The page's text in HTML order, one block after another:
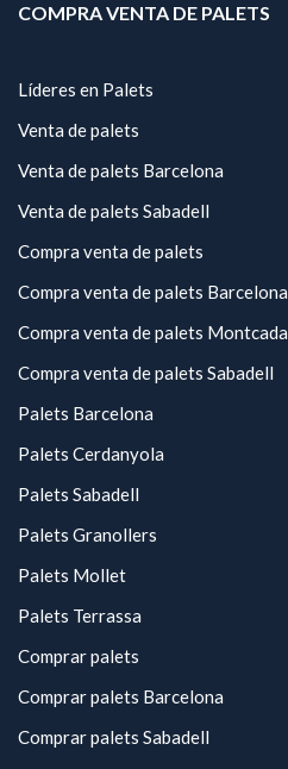
COMPRA VENTA DE PALETS
Líderes en Palets
Venta de palets
Venta de palets Barcelona
Venta de palets Sabadell
Compra venta de palets
Compra venta de palets Barcelona
Compra venta de palets Montcada
Compra venta de palets Sabadell
Palets Barcelona
Palets Cerdanyola
Palets Sabadell
Palets Granollers
Palets Mollet
Palets Terrassa
Comprar palets
Comprar palets Barcelona
Comprar palets Sabadell